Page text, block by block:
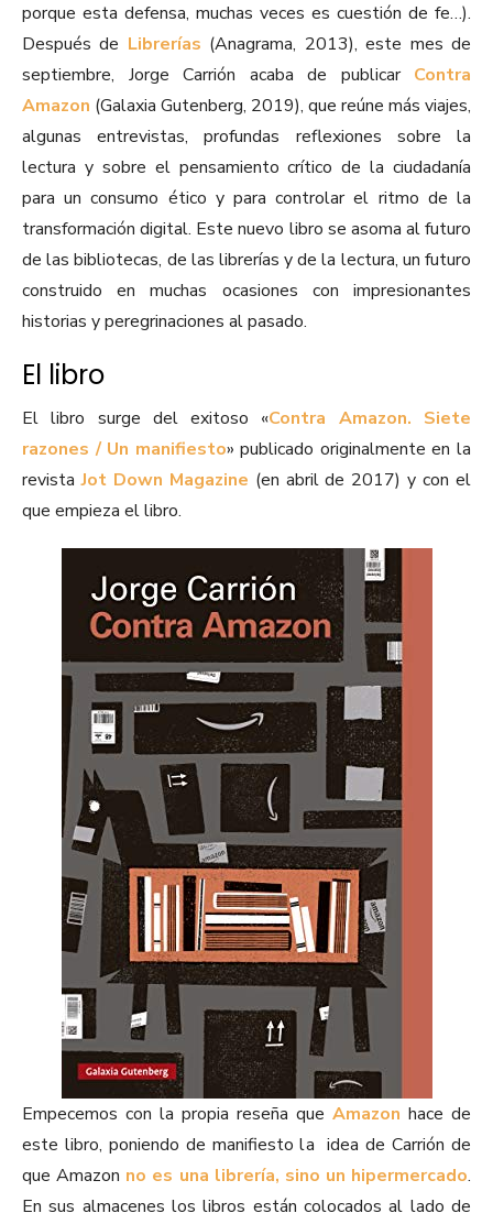
porque esta defensa, muchas veces es cuestión de fe…).
Después de Librerías (Anagrama, 2013), este mes de
septiembre, Jorge Carrión acaba de publicar Contra
Amazon (Galaxia Gutenberg, 2019), que reúne más viajes,
algunas entrevistas, profundas reflexiones sobre la
lectura y sobre el pensamiento crítico de la ciudadanía
para un consumo ético y para controlar el ritmo de la
transformación digital. Este nuevo libro se asoma al futuro
de las bibliotecas, de las librerías y de la lectura, un futuro
construido en muchas ocasiones con impresionantes
historias y peregrinaciones al pasado.
El libro
El libro surge del exitoso «Contra Amazon. Siete
razones / Un manifiesto» publicado originalmente en la
revistaJot Down Magazine (en abril de 2017) y con el
que empieza el libro.
Empecemos con la propia reseña que Amazon hace de
este libro, poniendo de manifiesto la idea de Carrión de
que Amazon no es una librería, sino un hipermercado.
En sus almacenes los libros están colocados al lado de